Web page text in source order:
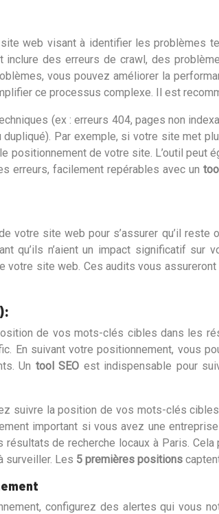
web visant à identifier les problèmes
inclure des erreurs de crawl, des
vous pouvez améliorer la
ce processus complexe. Il est
(ex : erreurs 404, pages non
dupliqué). Par exemple, si votre site met
positionnement de votre site. L’outil
erreurs, facilement repérables avec un
votre site web pour s’assurer qu’il
qu’ils n’aient un impact significatif sur
site web. Ces audits vous
de vos mots-clés cibles dans les
En suivant votre positionnement, vous
Un tool SEO est indispensable pour
suivre la position de vos mots-clés
important si vous avez une
de recherche locaux à Paris.
surveiller. Les 5 premières positions
configurez des alertes qui vous